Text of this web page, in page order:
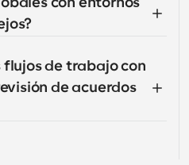
flujos de trabajo con
de acuerdos